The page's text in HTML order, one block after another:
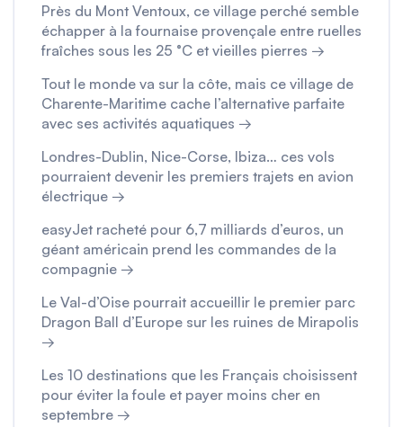
Près du Mont Ventoux, ce village perché semble
échapper à la fournaise provençale entre ruelles
fraîches sous les 25 °C et vieilles pierres →
Tout le monde va sur la côte, mais ce village de
Charente-Maritime cache l’alternative parfaite
avec ses activités aquatiques →
Londres-Dublin, Nice-Corse, Ibiza… ces vols
pourraient devenir les premiers trajets en avion
électrique →
easyJet racheté pour 6,7 milliards d’euros, un
géant américain prend les commandes de la
compagnie →
Le Val-d’Oise pourrait accueillir le premier parc
Dragon Ball d’Europe sur les ruines de Mirapolis
→
Les 10 destinations que les Français choisissent
pour éviter la foule et payer moins cher en
septembre →